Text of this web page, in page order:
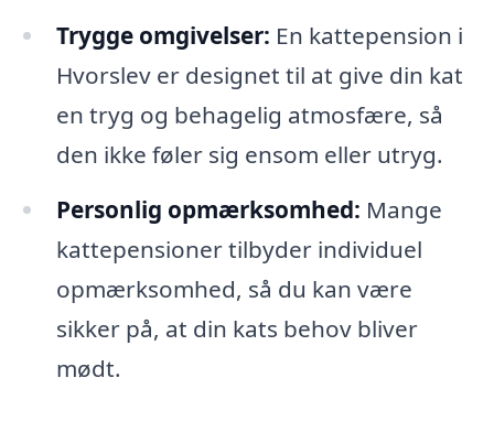
Trygge omgivelser: En kattepension i
Hvorslev er designet til at give din kat
en tryg og behagelig atmosfære, så
den ikke føler sig ensom eller utryg.
Personlig opmærksomhed: Mange
kattepensioner tilbyder individuel
opmærksomhed, så du kan være
sikker på, at din kats behov bliver
mødt.